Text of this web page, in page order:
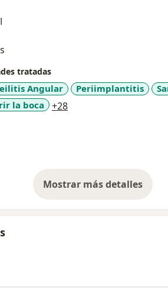
tratadas
Angular Periimplantitis
la boca
+28a11y_sr_more_diseases
Mostrar más detalles
sobre la